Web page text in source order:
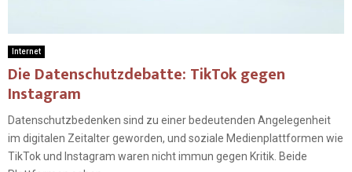
Internet
Die Datenschutzdebatte: TikTok gegen
Instagram
Datenschutzbedenken sind zu einer bedeutenden Angelegenheit
im digitalen Zeitalter geworden, und soziale Medienplattformen wie
TikTok und Instagram waren nicht immun gegen Kritik. Beide